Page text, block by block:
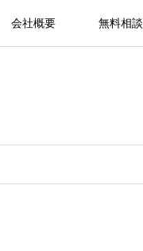
会社概要 無料相談